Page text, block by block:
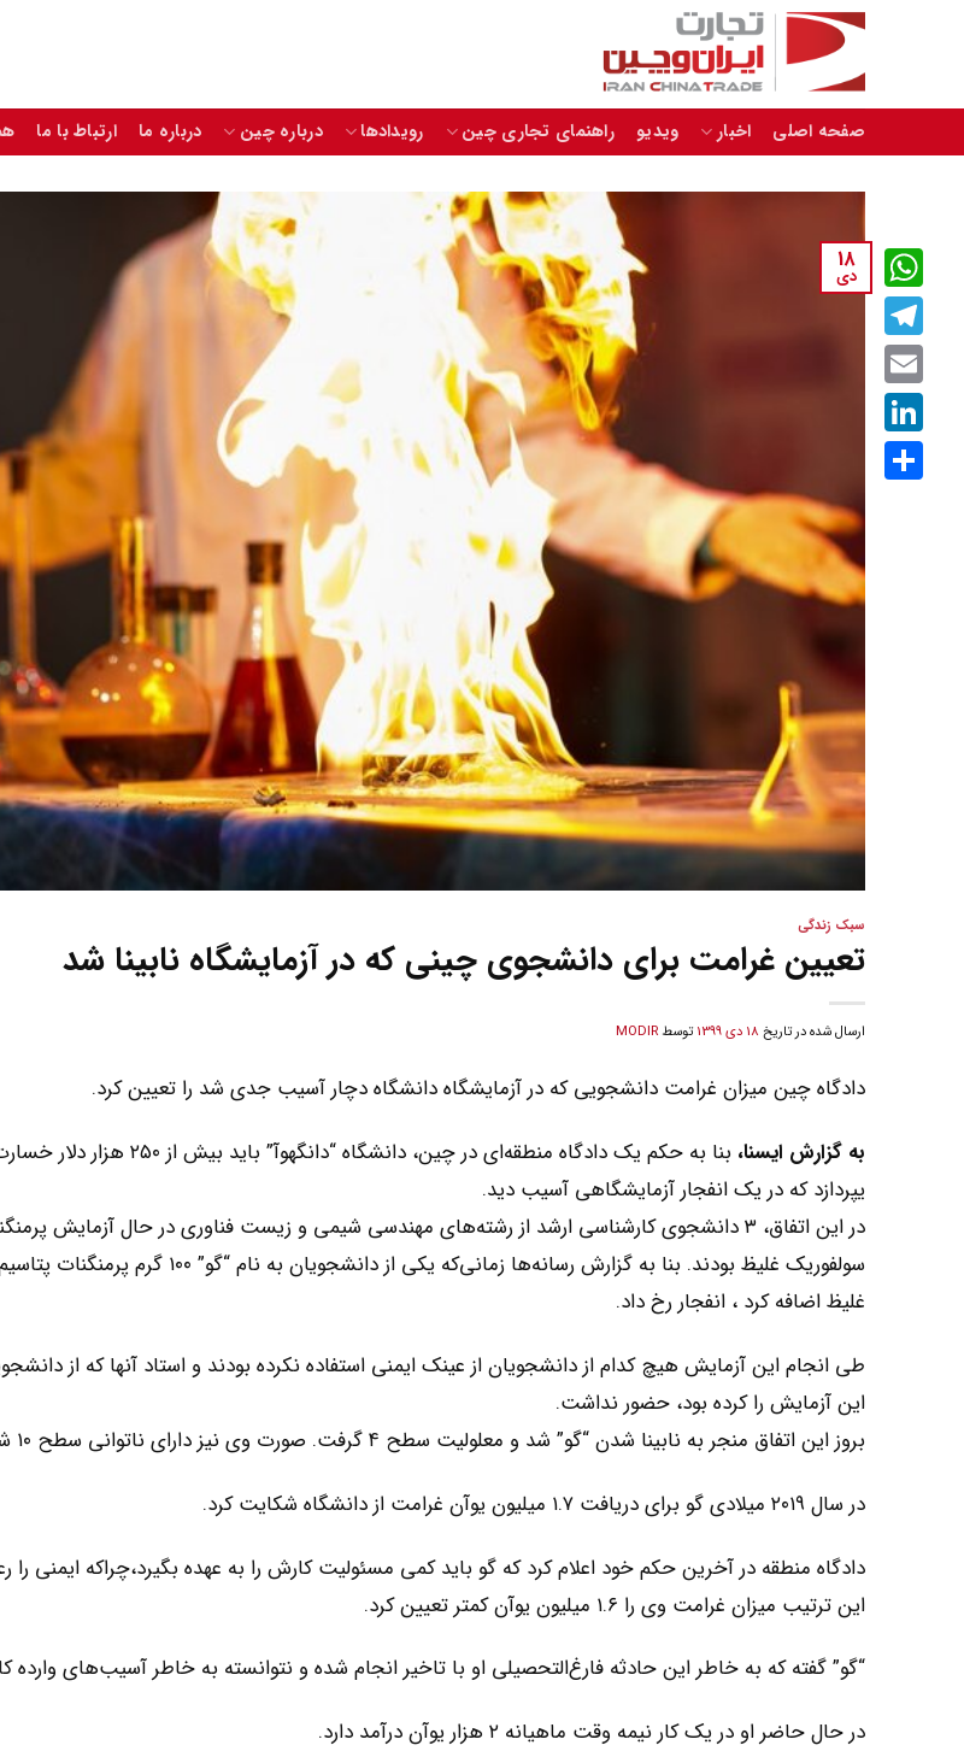
صفحه اصلی اخبار ویدیو راهنمای تجاری چین رویدادها درباره چین درباره ما ارتباط با ما
18
دی
سبک زندگی
تعیین غرامت برای دانشجوی چینی که در آزمایشگاه نابینا شد
ارسال شده در تاریخ 18 دی 1399 توسط MODIR
دادگاه چین میزان غرامت دانشجویی که در آزمایشگاه دانشگاه دچار آسیب جدی شد را تعیین کرد.
به گزارش ایسنا،
بنا به حکم یک دادگاه منطقه‌ای در چین، دانشگاه
یپردازد که در یک انفجار آزمایشگاهی آسیب دید.
در این اتفاق، ۳ دانشجوی کارشناسی ارشد از رشته‌های مهندسی شیمی و زیست فناوری در حال آزمایش
سولفوریک غلیظ بودند. بنا به گزارش رسانه‌ها زمانی‌که یکی از
غلیظ اضافه کرد ، انفجار رخ داد.
طی انجام این آزمایش هیچ کدام از دانشجویان از عینک ایمنی استفاده نکرده بودند و استاد آنها که از
این آزمایش را کرده بود، حضور نداشت.
بروز این اتفاق منجر به نابینا شدن “گو” شد و معلولیت سطح ۴ گرفت. صورت وی نیز دارای ناتوانی سطح ۱۰ شد.
در سال ۲۰۱۹ میلادی گو برای دریافت ۱.۷ میلیون یوآن غرامت از دانشگاه شکایت کرد.
دادگاه منطقه در آخرین حکم خود اعلام کرد که گو باید کمی مسئولیت کارش را به عهده بگیرد،‌چراکه ایمنی را
این ترتیب میزان غرامت وی را ۱.۶ میلیون یوآن کمتر تعیین کرد.
“گو” گفته که به خاطر این حادثه فارغ‌التحصیلی او با تاخیر انجام شده و نتوانسته به خاطر آسیب‌های وارده
در حال حاضر او در یک کار نیمه وقت ماهیانه ۲ هزار یوآن درآمد دارد.
WhatsApp
Telegram
Email
LinkedIn